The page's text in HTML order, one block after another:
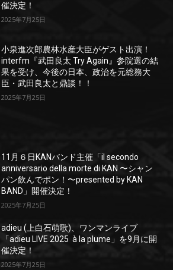
催決定！
2025年7月25日
小泉進次郎農林水産大臣がゲスト出演！
interfm『武田良太 Try Again』参院選の結
果を受け、今後の日本、政治を元総務大
臣・武田良太と鼎談！！
2025年7月25日
11月６日KANバンド主催「il secondo
anniversario della morte di KAN 〜シャン
パン飲んでポン！〜presented by KAN
BAND」開催決定！
2025年7月25日
adieu (上白石萌歌)、ワンマンライブ
「adieu LIVE 2025 à la plume」を9月に開
催決定！
2025年7月25日